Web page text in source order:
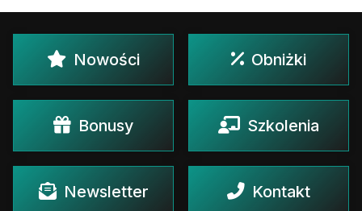
Nowości Obniżki
Bonusy Szkolenia
Newsletter Kontakt